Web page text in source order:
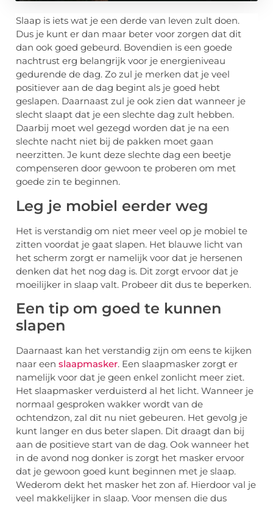
Slaap is iets wat je een derde van leven zult doen.
Dus je kunt er dan maar beter voor zorgen dat dit
dan ook goed gebeurd. Bovendien is een goede
nachtrust erg belangrijk voor je energieniveau
gedurende de dag. Zo zul je merken dat je veel
positiever aan de dag begint als je goed hebt
geslapen. Daarnaast zul je ook zien dat wanneer je
slecht slaapt dat je een slechte dag zult hebben.
Daarbij moet wel gezegd worden dat je na een
slechte nacht niet bij de pakken moet gaan
neerzitten. Je kunt deze slechte dag een beetje
compenseren door gewoon te proberen om met
goede zin te beginnen.
Leg je mobiel eerder weg
Het is verstandig om niet meer veel op je mobiel te
zitten voordat je gaat slapen. Het blauwe licht van
het scherm zorgt er namelijk voor dat je hersenen
denken dat het nog dag is. Dit zorgt ervoor dat je
moeilijker in slaap valt. Probeer dit dus te beperken.
Een tip om goed te kunnen
slapen
Daarnaast kan het verstandig zijn om eens te kijken
naar een slaapmasker. Een slaapmasker zorgt er
namelijk voor dat je geen enkel zonlicht meer ziet.
Het slaapmasker verduisterd al het licht. Wanneer je
normaal gesproken wakker wordt van de
ochtendzon, zal dit nu niet gebeuren. Het gevolg je
kunt langer en dus beter slapen. Dit draagt dan bij
aan de positieve start van de dag. Ook wanneer het
in de avond nog donker is zorgt het masker ervoor
dat je gewoon goed kunt beginnen met je slaap.
Wederom dekt het masker het zon af. Hierdoor val je
veel makkelijker in slaap. Voor mensen die dus